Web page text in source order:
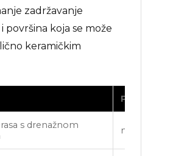
zadržavanje
površina koja se može
keramičkim
Preporuka
s drenažnom
najčešće